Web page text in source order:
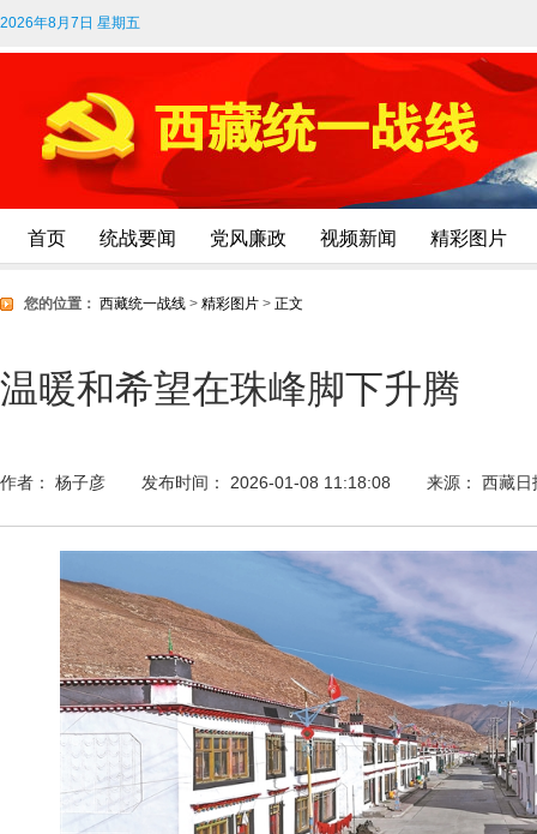
2026年8月7日 星期五
首页 统战要闻 党风廉政 视频新闻 精彩图片
您的位置： 西藏统一战线 > 精彩图片 > 正文
温暖和希望在珠峰脚下升腾
作者： 杨子彦 发布时间： 2026-01-08 11:18:08 来源： 西藏日